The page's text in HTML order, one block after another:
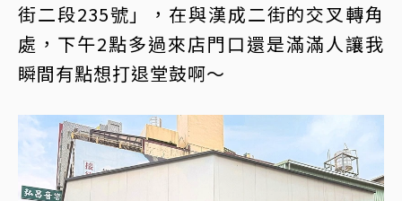
街二段235號」，在與漢成二街的交叉轉角
處，下午2點多過來店門口還是滿滿人讓我
瞬間有點想打退堂鼓啊～